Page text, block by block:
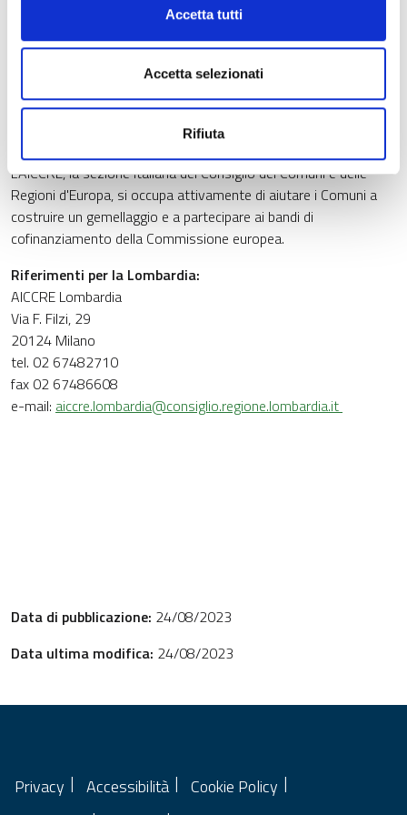
Accetta tutti
Accetta selezionati
Rifiuta
Dove informarsi
Un portale specifico, European Twinning, offre una serie di
consigli per utilizzare al meglio i gemellaggi. E’ disponibile in 23
lingue e permette agli Enti locali di trovare nuovi partner di
gemellaggio con il motore di ricerca.
L'AICCRE, la sezione italiana del Consiglio dei Comuni e delle
Regioni d'Europa, si occupa attivamente di aiutare i Comuni a
costruire un gemellaggio e a partecipare ai bandi di
cofinanziamento della Commissione europea.
Riferimenti per la Lombardia:
AICCRE Lombardia
Via F. Filzi, 29
20124 Milano
tel. 02 67482710
fax 02 67486608
e-mail: aiccre.lombardia@consiglio.regione.lombardia.it
Data di pubblicazione: 24/08/2023
Data ultima modifica: 24/08/2023
Privacy Accessibilità
Cookie Policy